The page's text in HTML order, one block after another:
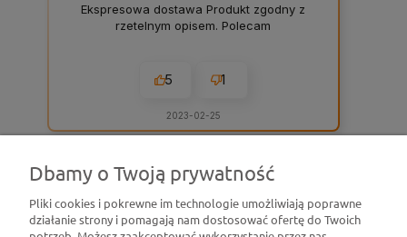
Ekspresowa dostawa Produkt zgodny z
rzetelnym opisem. Polecam
5 1
2023-02-25
zebranych i zweryfikowanych przez
Pomoc
Dbamy o Twoją prywatność
Pliki cookies i pokrewne im technologie umożliwiają poprawne
działanie strony i pomagają nam dostosować ofertę do Twoich